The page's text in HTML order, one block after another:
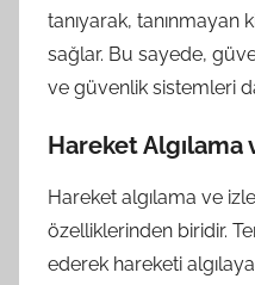
tanıyarak, tanınmayan
sağlar. Bu sayede,
ve güvenlik sistemleri
Hareket Algılama
Hareket algılama ve
özelliklerinden biridir.
ederek hareketi